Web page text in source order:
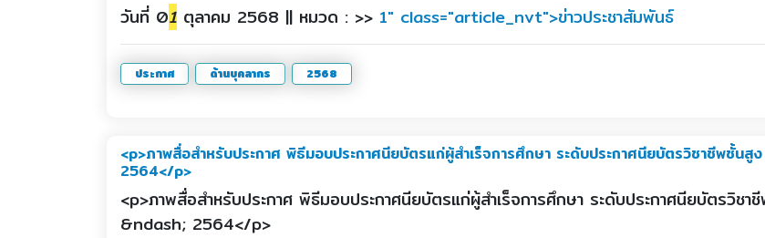
วันที่ 01 ตุลาคม 2568 || หมวด : >> 1" class="article_nvt">ข่าวประชาสัมพันธ์
ประกาศ ด้านบุคลากร 2568
<p>ภาพสื่อสำหรับประกาศ พิธีมอบประกาศนียบัตรแก่ผู้สำเร็จการศึกษา ระดับประกาศนียบัตรวิชาชีพชั้น
2564</p>
<p>ภาพสื่อสำหรับประกาศ พิธีมอบประกาศนียบัตรแก่ผู้สำเร็จการศึกษา ระดับประกาศนียบัตรวิช
&ndash; 2564</p>